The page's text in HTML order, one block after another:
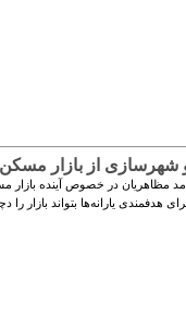
شهرسازی از بازار مسکن
مظاهریان در خصوص آینده بازار
هدفمندی یارانه‌ها بتواند بازار را